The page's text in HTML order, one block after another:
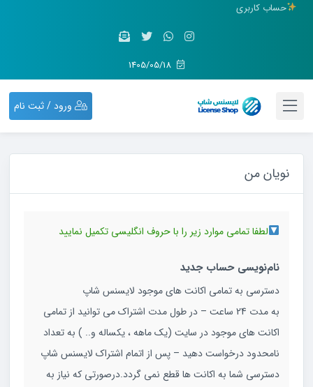
حساب کاربری
ورود / ثبت نام
نویان من
لطفا تمامی موارد زیر را با حروف انگلیسی تکمیل نمایید
نام‌نویسی حساب جدید
دسترسی به تمامی اکانت های موجود لایسنس شاپ
به مدت 24 ساعت – در طول مدت اشتراک می توانید از تمامی
اکانت های موجود در سایت (یک ماهه ، یکساله و.. ) به تعداد
نامحدود درخواست دهید – پس از اتمام اشتراک لایسنس شاپ
دسترسی شما به اکانت ها قطع نمی گردد.درصورتی که نیاز به